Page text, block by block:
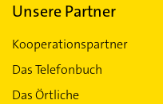
Unsere Partner
Kooperationspartner
Das Telefonbuch
Das Örtliche